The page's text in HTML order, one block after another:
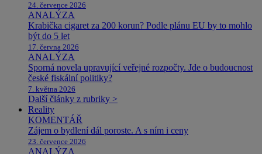
24. července 2026
ANALÝZA
Krabička cigaret za 200 korun? Podle plánu EU by to mohlo
být do 5 let
17. června 2026
ANALÝZA
Sporná novela upravující veřejné rozpočty. Jde o budoucnost
české fiskální politiky?
7. května 2026
Další články z rubriky >
Reality
KOMENTÁŘ
Zájem o bydlení dál poroste. A s ním i ceny
23. července 2026
ANALÝZA